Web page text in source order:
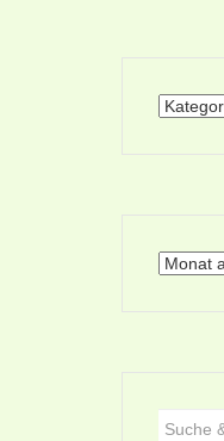
Themen
Archiv